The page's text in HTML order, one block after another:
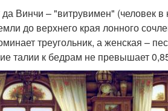
да Винчи – "витрувимен" (человек
до верхнего края лонного
треугольник, а женская –
талии к бедрам не превышает